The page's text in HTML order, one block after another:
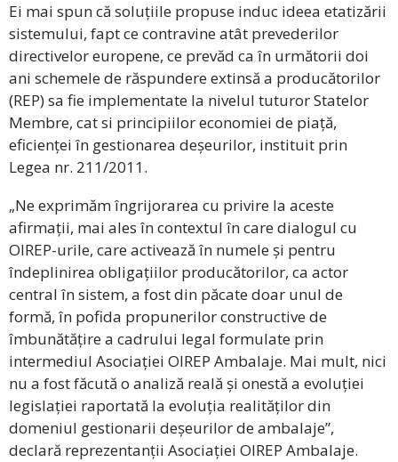
Ei mai spun că soluțiile propuse induc ideea etatizării
sistemului, fapt ce contravine atât prevederilor
directivelor europene, ce prevăd ca în următorii doi
ani schemele de răspundere extinsă a producătorilor
(REP) sa fie implementate la nivelul tuturor Statelor
Membre, cat si principiilor economiei de piață,
eficienței în gestionarea deșeurilor, instituit prin
Legea nr. 211/2011.
„Ne exprimăm îngrijorarea cu privire la aceste
afirmații, mai ales în contextul în care dialogul cu
OIREP-urile, care activează în numele și pentru
îndeplinirea obligațiilor producătorilor, ca actor
central în sistem, a fost din păcate doar unul de
formă, în pofida propunerilor constructive de
îmbunătățire a cadrului legal formulate prin
intermediul Asociației OIREP Ambalaje. Mai mult, nici
nu a fost făcută o analiză reală și onestă a evoluției
legislației raportată la evoluția realităților din
domeniul gestionarii deșeurilor de ambalaje”,
declară reprezentanții Asociației OIREP Ambalaje.